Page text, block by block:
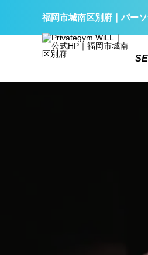
福岡市城南区別府｜パー